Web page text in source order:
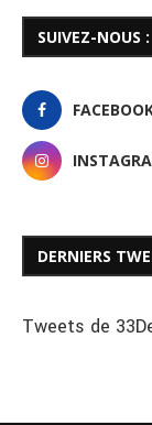
SUIVEZ-NOUS :
DERNIERS
Tweets de